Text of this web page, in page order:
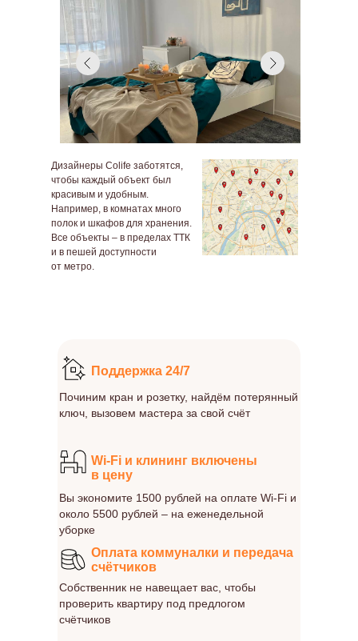
Дизайнеры Colife заботятся,
чтобы каждый объект был
красивым и удобным.
Например, в комнатах много
полок и шкафов для хранения.
Все объекты – в пределах ТТК
и в пешей доступности
от метро.
Починим кран и розетку, найдём потерянный
ключ, вызовем мастера за свой счёт
Вы экономите 1500 рублей на оплате Wi-Fi и
около 5500 рублей – на еженедельной
уборке
Поддержка 24/7
Wi-Fi и клининг включены
в цену
Оплата коммуналки и передача
счётчиков
Собственник не навещает вас, чтобы
проверить квартиру под предлогом
счётчиков